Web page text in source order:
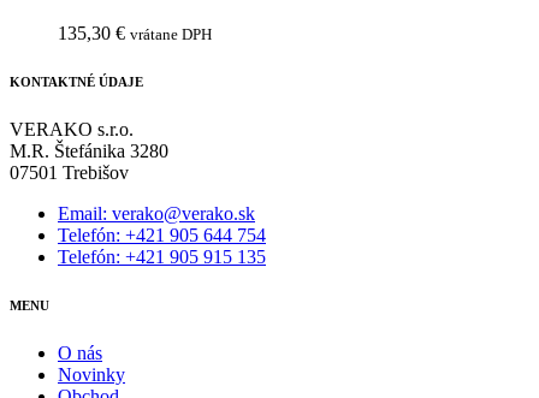
135,30 € vrátane DPH
KONTAKTNÉ ÚDAJE
VERAKO s.r.o.
M.R. Štefánika 3280
07501 Trebišov
Email: verako@verako.sk
Telefón: +421 905 644 754
Telefón: +421 905 915 135
MENU
O nás
Novinky